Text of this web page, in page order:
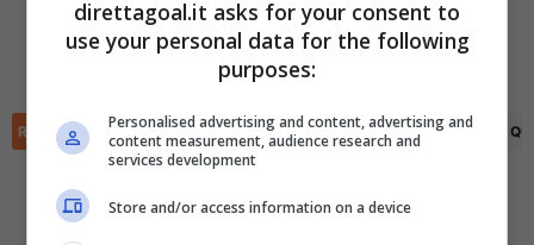
David Zlotnik
(48')
Lukas Sunesson (76')
(90+1')
RIEPILOGO STATISTICHE PRONOSTICI FORMAZIONI CLASSIFICA
✕
Scarica DirettaGoal!
Scarica su Google Play
direttagoal.it asks for your consent to
use your personal data for the following
purposes:
Personalised advertising and content, advertising and
content measurement, audience research and
services development
Store and/or access information on a device